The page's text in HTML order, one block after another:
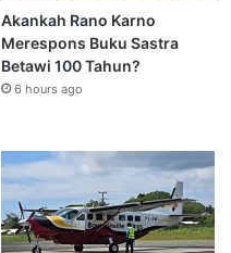
Akankah Rano Karno
Merespons Buku Sastra
Betawi 100 Tahun?
6 hours ago